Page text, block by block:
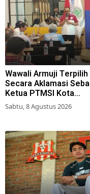
Wawali Armuji Terpilih
Secara Aklamasi
Ketua PTMSI Kota
Surabaya
Sabtu, 8 Agustus 2026